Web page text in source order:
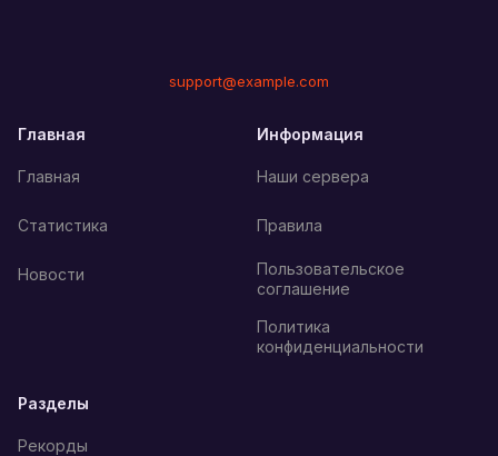
support@example.com
Главная
Главная
Статистика
Новости
Информация
Наши сервера
Правила
Пользовательское
соглашение
Политика
конфиденциальности
Разделы
Рекорды